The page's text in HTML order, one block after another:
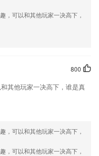
，可以和其他玩家一决高下，
800
其他玩家一决高下，谁是真
，可以和其他玩家一决高下，
，可以和其他玩家一决高下，